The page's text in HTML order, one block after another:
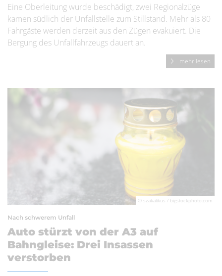
Eine Oberleitung wurde beschädigt, zwei Regionalzüge
kamen südlich der Unfallstelle zum Stillstand. Mehr als 80
Fahrgäste werden derzeit aus den Zügen evakuiert. Die
Bergung des Unfallfahrzeugs dauert an.
mehr lesen
© szakalikus / bigstockphoto.com
Nach schwerem Unfall
Auto stürzt von der A3 auf
Bahngleise: Drei Insassen
verstorben